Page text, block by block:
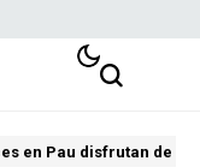
en Pau disfrutan de